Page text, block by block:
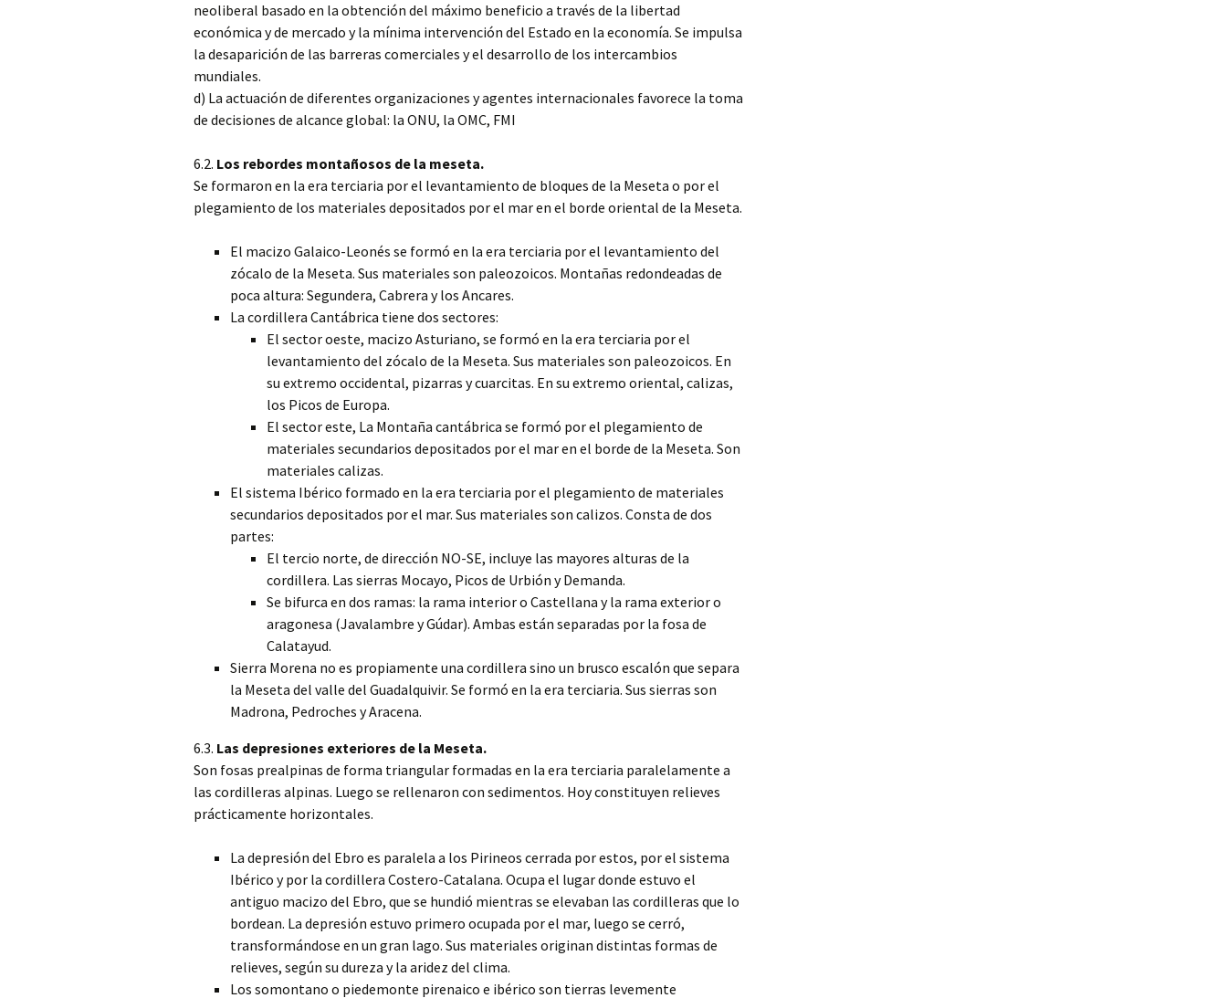
neoliberal basado en la obtención del máximo beneficio a través de la libertad
económica y de mercado y la mínima intervención del Estado en la economía. Se impulsa
la desaparición de las barreras comerciales y el desarrollo de los intercambios
mundiales.
d) La actuación de diferentes organizaciones y agentes internacionales favorece la toma
de decisiones de alcance global: la ONU, la OMC, FMI
6.2. Los rebordes montañosos de la meseta.
Se formaron en la era terciaria por el levantamiento de bloques de la Meseta o por el
plegamiento de los materiales depositados por el mar en el borde oriental de la Meseta.
El macizo Galaico-Leonés se formó en la era terciaria por el levantamiento del
zócalo de la Meseta. Sus materiales son paleozoicos. Montañas redondeadas de
poca altura: Segundera, Cabrera y los Ancares.
La cordillera Cantábrica tiene dos sectores:
El sector oeste, macizo Asturiano, se formó en la era terciaria por el
levantamiento del zócalo de la Meseta. Sus materiales son paleozoicos. En
su extremo occidental, pizarras y cuarcitas. En su extremo oriental, calizas,
los Picos de Europa.
El sector este, La Montaña cantábrica se formó por el plegamiento de
materiales secundarios depositados por el mar en el borde de la Meseta. Son
materiales calizas.
El sistema Ibérico formado en la era terciaria por el plegamiento de materiales
secundarios depositados por el mar. Sus materiales son calizos. Consta de dos
partes:
El tercio norte, de dirección NO-SE, incluye las mayores alturas de la
cordillera. Las sierras Mocayo, Picos de Urbión y Demanda.
Se bifurca en dos ramas: la rama interior o Castellana y la rama exterior o
aragonesa (Javalambre y Gúdar). Ambas están separadas por la fosa de
Calatayud.
Sierra Morena no es propiamente una cordillera sino un brusco escalón que separa
la Meseta del valle del Guadalquivir. Se formó en la era terciaria. Sus sierras son
Madrona, Pedroches y Aracena.
6.3. Las depresiones exteriores de la Meseta.
Son fosas prealpinas de forma triangular formadas en la era terciaria paralelamente a
las cordilleras alpinas. Luego se rellenaron con sedimentos. Hoy constituyen relieves
prácticamente horizontales.
La depresión del Ebro es paralela a los Pirineos cerrada por estos, por el sistema
Ibérico y por la cordillera Costero-Catalana. Ocupa el lugar donde estuvo el
antiguo macizo del Ebro, que se hundió mientras se elevaban las cordilleras que lo
bordean. La depresión estuvo primero ocupada por el mar, luego se cerró,
transformándose en un gran lago. Sus materiales originan distintas formas de
relieves, según su dureza y la aridez del clima.
Los somontano o piedemonte pirenaico e ibérico son tierras levemente